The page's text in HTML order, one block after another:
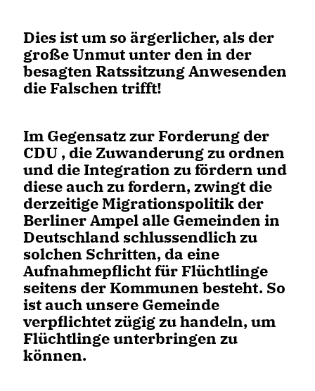
Dies ist um so ärgerlicher, als der
große Unmut unter den in der
besagten Ratssitzung Anwesenden
die Falschen trifft!
Im Gegensatz zur Forderung der
CDU , die Zuwanderung zu ordnen
und die Integration zu fördern und
diese auch zu fordern, zwingt die
derzeitige Migrationspolitik der
Berliner Ampel alle Gemeinden in
Deutschland schlussendlich zu
solchen Schritten, da eine
Aufnahmepflicht für Flüchtlinge
seitens der Kommunen besteht. So
ist auch unsere Gemeinde
verpflichtet zügig zu handeln, um
Flüchtlinge unterbringen zu
können.